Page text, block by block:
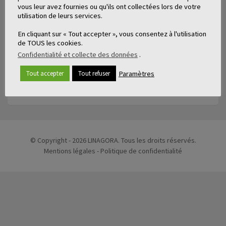
←
© Copyright - 2026 LINAGORA. Tous les droits réservés.
Mentions légales - Politique de confidentialité
vous leur avez fournies ou qu'ils ont collectées lors de votre
utilisation de leurs services.
En cliquant sur « Tout accepter », vous consentez à l'utilisation
de TOUS les cookies.
Confidentialité et collecte des données .
Tout accepter Tout refuser Paramètres